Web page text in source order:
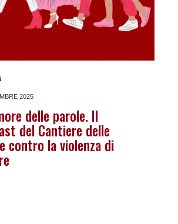
2025
delle parole. Il
del Cantiere delle
contro la violenza di